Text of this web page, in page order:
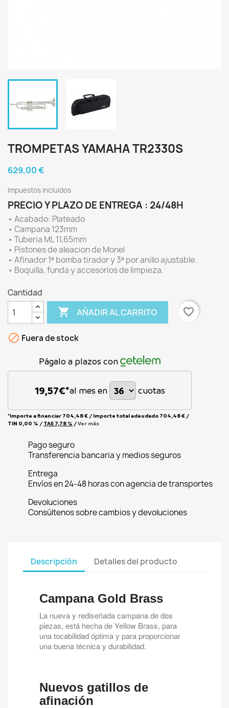
TROMPETAS YAMAHA TR2330S
629,00 €
Impuestos incluidos
PRECIO Y PLAZO DE ENTREGA : 24/48H
• Acabado: Plateado
• Campana 123mm
• Tuberia ML 11,65mm
• Pistones de aleacion de Monel
• Afinador 1ª bomba tirador y 3ª por anillo ajustable.
• Boquilla, funda y accesorios de limpieza.
Cantidad
 AÑADIR AL CARRITO favorite_border
 Fuera de stock
Págalo a plazos con
19,57€*al mes en cuotas
*Importe a financiar 704,48 € / Importe total adeudado 704,48 € /
TIN 0,00 % / TAE 7,78 % /Ver más
Pago seguro
Transferencia bancaria y medios seguros
Entrega
Envíos en 24-48 horas con agencia de transportes
Devoluciones
Consúltenos sobre cambios y devoluciones
Descripción Detalles del producto
Campana Gold Brass
La nueva y rediseñada campana de dos
piezas, está hecha de Yellow Brass, para
una tocabilidad óptima y para proporcionar
una buena técnica y durabilidad.
Nuevos gatillos de
afinación